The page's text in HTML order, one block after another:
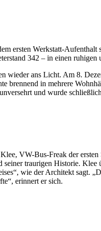
ersten Werkstatt-
342 – in einen
wieder ans Licht. Am 8.
brennend in mehrere
und wurde
VW-Bus-Freak der
seiner traurigen Historie.
wie der Architekt sagt.
erinnert er sich.